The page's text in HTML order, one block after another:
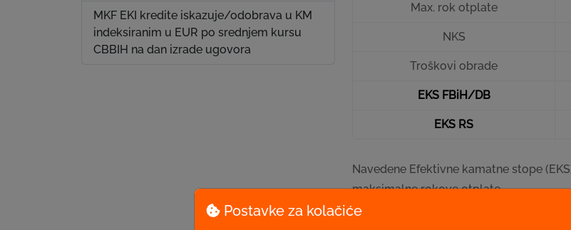
Postavke za kolačiće
MKF EKI kredite iskazuje/odobrava u KM
indeksiranim u EUR po srednjem kursu
CBBIH na dan izrade ugovora
Max. rok otplate
NKS
Troškovi obrade
EKS FBiH/DB
EKS RS
Navedene Efektivne kamatne stope
maksimalne rokove otplate.